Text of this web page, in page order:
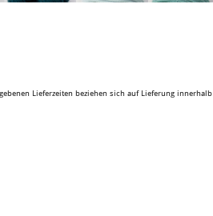
Lieferzeiten beziehen sich auf Lieferung innerhalb